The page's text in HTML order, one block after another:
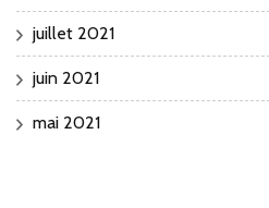
juillet 2021
juin 2021
mai 2021